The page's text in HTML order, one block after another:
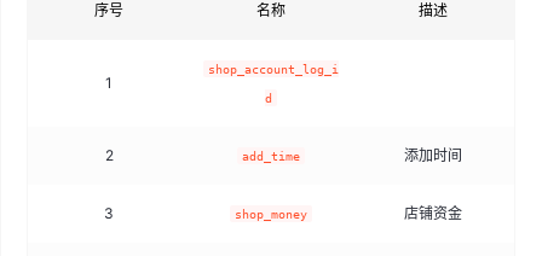
序号 名称 描述
1
shop_account_log_i
d
2 add_time 添加时间
3 shop_money 店铺资金